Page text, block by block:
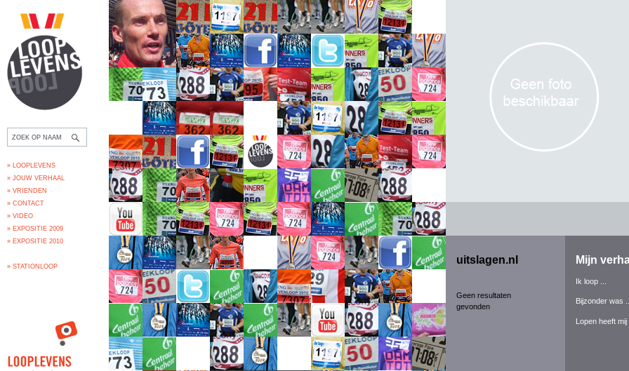
uitslagen.nl
Geen resultaten
gevonden
Mijn
Ik loop ...
Bijzonder was ...
Lopen heeft mij
» LOOPLEVENS
» JOUW VERHAAL
» VRIENDEN
» CONTACT
» VIDEO
» EXPOSITIE 2009
» EXPOSITIE 2010
» STATIONLOOP